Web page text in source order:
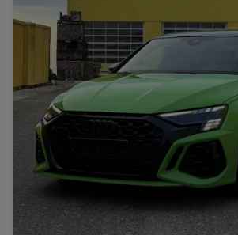
McLaren
Tesla Chevrolet
Bentley Rolls Royce
Wann
Zeitraum wählen